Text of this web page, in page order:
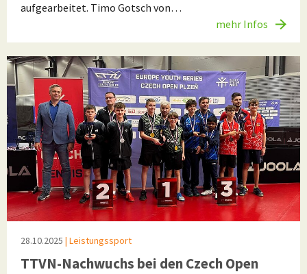
aufgearbeitet. Timo Gotsch von…
mehr Infos
28.10.2025 | Leistungssport
TTVN-Nachwuchs bei den Czech Open